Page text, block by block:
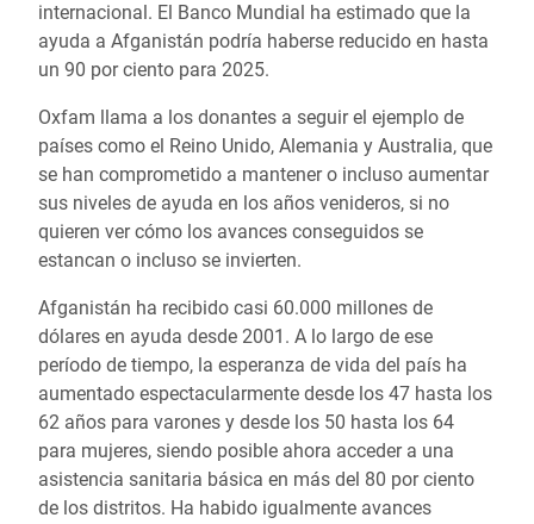
internacional. El Banco Mundial ha estimado que la
ayuda a Afganistán podría haberse reducido en hasta
un 90 por ciento para 2025.
Oxfam llama a los donantes a seguir el ejemplo de
países como el Reino Unido, Alemania y Australia, que
se han comprometido a mantener o incluso aumentar
sus niveles de ayuda en los años venideros, si no
quieren ver cómo los avances conseguidos se
estancan o incluso se invierten.
Afganistán ha recibido casi 60.000 millones de
dólares en ayuda desde 2001. A lo largo de ese
período de tiempo, la esperanza de vida del país ha
aumentado espectacularmente desde los 47 hasta los
62 años para varones y desde los 50 hasta los 64
para mujeres, siendo posible ahora acceder a una
asistencia sanitaria básica en más del 80 por ciento
de los distritos. Ha habido igualmente avances